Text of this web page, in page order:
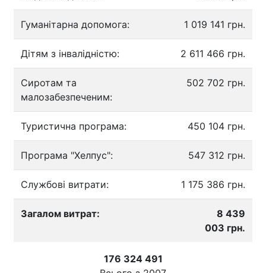
Гуманітарна допомога: 1 019 141 грн.
Дітям з інвалідністю: 2 611 466 грн.
Сиротам та
малозабезпеченим:
502 702 грн.
Туристична програма: 450 104 грн.
Програма "Хелпус": 547 312 грн.
Службові витрати: 1 175 386 грн.
Загалом витрат:
8 439
003 грн.
176 324 491